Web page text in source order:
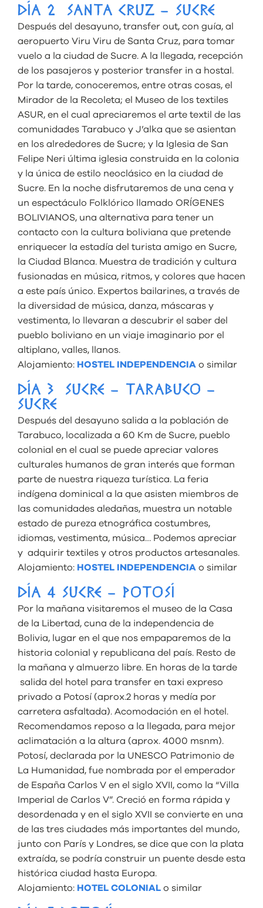
DÍA 2 SANTA CRUZ – SUCRE
Después del desayuno, transfer out, con guía, al
aeropuerto Viru Viru de Santa Cruz, para tomar
vuelo a la ciudad de Sucre. A la llegada, recepción
de los pasajeros y posterior transfer in a hostal.
Por la tarde, conoceremos, entre otras cosas, el
Mirador de la Recoleta; el Museo de los textiles
ASUR, en el cual apreciaremos el arte textil de las
comunidades Tarabuco y J’alka que se asientan
en los alrededores de Sucre; y la Iglesia de San
Felipe Neri última iglesia construida en la colonia
y la única de estilo neoclásico en la ciudad de
Sucre. En la noche disfrutaremos de una cena y
un espectáculo Folklórico llamado ORÍGENES
BOLIVIANOS, una alternativa para tener un
contacto con la cultura boliviana que pretende
enriquecer la estadía del turista amigo en Sucre,
la Ciudad Blanca. Muestra de tradición y cultura
fusionadas en música, ritmos, y colores que hacen
a este país único. Expertos bailarines, a través de
la diversidad de música, danza, máscaras y
vestimenta, lo llevaran a descubrir el saber del
pueblo boliviano en un viaje imaginario por el
altiplano, valles, llanos.
Alojamiento: HOSTEL INDEPENDENCIA o similar
DÍA 3 SUCRE – TARABUCO –
SUCRE
Después del desayuno salida a la población de
Tarabuco, localizada a 60 Km de Sucre, pueblo
colonial en el cual se puede apreciar valores
culturales humanos de gran interés que forman
parte de nuestra riqueza turística. La feria
indígena dominical a la que asisten miembros de
las comunidades aledañas, muestra un notable
estado de pureza etnográfica costumbres,
idiomas, vestimenta, música… Podemos apreciar
y adquirir textiles y otros productos artesanales.
Alojamiento: HOSTEL INDEPENDENCIA o similar
DÍA 4 SUCRE – POTOSÍ
Por la mañana visitaremos el museo de la Casa
de la Libertad, cuna de la independencia de
Bolivia, lugar en el que nos empaparemos de la
historia colonial y republicana del país. Resto de
la mañana y almuerzo libre. En horas de la tarde
salida del hotel para transfer en taxi expreso
privado a Potosí (aprox.2 horas y medía por
carretera asfaltada). Acomodación en el hotel.
Recomendamos reposo a la llegada, para mejor
aclimatación a la altura (aprox. 4000 msnm).
Potosí, declarada por la UNESCO Patrimonio de
La Humanidad, fue nombrada por el emperador
de España Carlos V en el siglo XVII, como la “Villa
Imperial de Carlos V”. Creció en forma rápida y
desordenada y en el siglo XVII se convierte en una
de las tres ciudades más importantes del mundo,
junto con París y Londres, se dice que con la plata
extraída, se podría construir un puente desde esta
histórica ciudad hasta Europa.
Alojamiento: HOTEL COLONIAL o similar